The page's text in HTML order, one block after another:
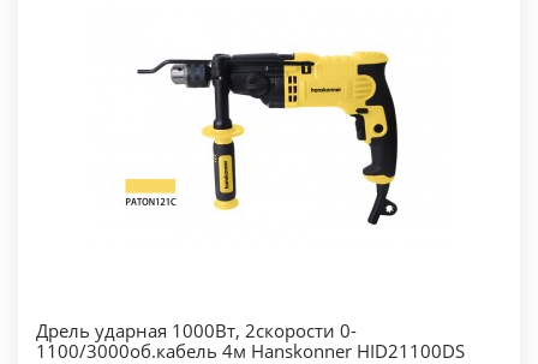
Дрель ударная 1000Вт, 2скорости 0-
1100/3000об.кабель 4м Hanskonner HID21100DS